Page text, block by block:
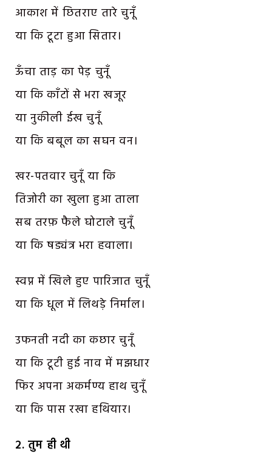
आकाश में छितराए तारे चुनूँ
या कि टूटा हुआ सितार।
ऊँचा ताड़ का पेड़ चुनूँ
या कि काँटों से भरा खजूर
या नुकीली ईख चुनूँ
या कि बबूल का सघन वन।
खर-पतवार चुनूँ या कि
तिजोरी का खुला हुआ ताला
सब तरफ़ फैले घोटाले चुनूँ
या कि षड्यंत्र भरा हवाला।
स्वप्न में खिले हुए पारिजात चुनूँ
या कि धूल में लिथड़े निर्माल।
उफनती नदी का कछार चुनूँ
या कि टूटी हुई नाव में मझधार
फिर अपना अकर्मण्य हाथ चुनूँ
या कि पास रखा हथियार।
२. तुम ही थी